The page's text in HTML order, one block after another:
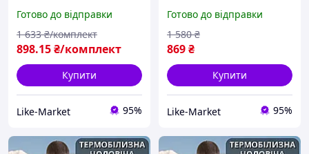
columbia omni heat +
шкарпетки LikeM
Готово до відправки
898.15₴/комплект
1 633 ₴/комплект
Купити
Like-Market 95%
хакі та в подарунок
шкарпетки для
військового LikeM
Готово до відправки
869₴
1 580 ₴
Купити
Like-Market 95%